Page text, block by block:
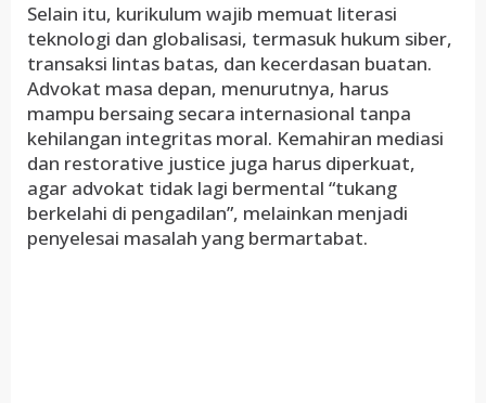
Selain itu, kurikulum wajib memuat literasi
teknologi dan globalisasi, termasuk hukum siber,
transaksi lintas batas, dan kecerdasan buatan.
Advokat masa depan, menurutnya, harus
mampu bersaing secara internasional tanpa
kehilangan integritas moral. Kemahiran mediasi
dan restorative justice juga harus diperkuat,
agar advokat tidak lagi bermental “tukang
berkelahi di pengadilan”, melainkan menjadi
penyelesai masalah yang bermartabat.